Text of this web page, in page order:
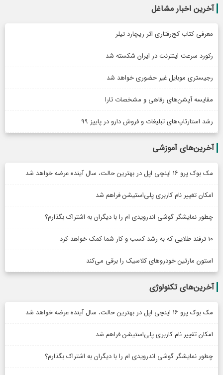
آخرین‌ اخبار مشاغل
معرفی کتاب کج‌رفتاری اثر ریچارد تیلر
رکورد سرعت اینترنت در ایران شکسته شد
رجیستری موبایل غیر حضوری خواهد شد
مقایسه آپشن‌های رفاهی و مشخصات تارا
رشد استارتاپ‌های تبلیغات و فروش دارو در پاییز ۹۹
آخرین‌های آموزشی
مک بوک پرو ۱۶ اینچی اپل در بهترین حالت، سال آینده عرضه خواهد شد
امکان تغییر نام کاربری پلی‌استیشن فراهم شد
چطور نمایشگر گوشی اندرویدی ام را با دیگران به اشتراک بگذارم؟
۱۰ ترفند طلایی که به رشد کسب و کار شما کمک خواهد کرد
استون مارتین خودروهای کلاسیک را برقی می‌کند
آخرین‌های تکنولوژی
مک بوک پرو ۱۶ اینچی اپل در بهترین حالت، سال آینده عرضه خواهد شد
امکان تغییر نام کاربری پلی‌استیشن فراهم شد
چطور نمایشگر گوشی اندرویدی ام را با دیگران به اشتراک بگذارم؟